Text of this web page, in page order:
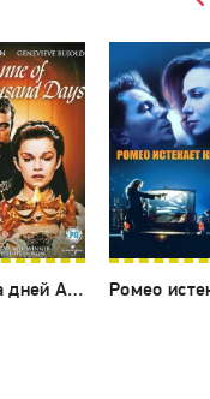
Тысяча дней Анны (1969)